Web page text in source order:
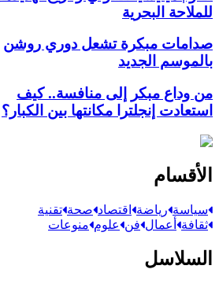
للملاحة البحرية
صدامات مبكرة تشعل دوري روشن
بالموسم الجديد
من وداع مبكر إلى منافسة.. كيف
استعادت إنجلترا مكانتها بين الكبار؟
الأقسام
سياسة رياضة اقتصاد صحة تقنية
ثقافة أعمال فن علوم منوعات
السلاسل